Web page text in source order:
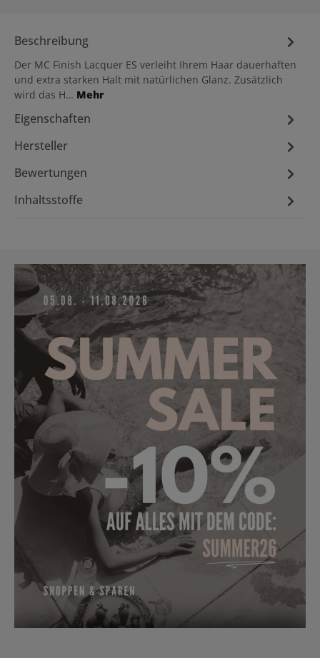
Beschreibung
Der MC Finish Lacquer ES verleiht Ihrem Haar dauerhaften
und extra starken Halt mit natürlichen Glanz. Zusätzlich
wird das H… Mehr
Eigenschaften
Hersteller
Bewertungen
Inhaltsstoffe